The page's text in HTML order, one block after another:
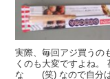
実際、毎回アジ買うの
くのも大変ですよね。
な (笑) なので自分は